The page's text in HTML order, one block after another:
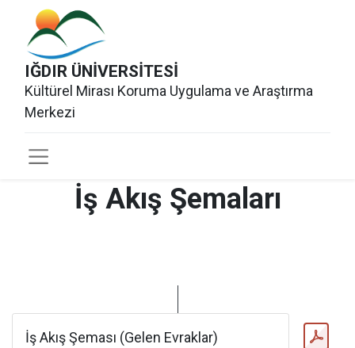
IĞDIR ÜNİVERSİTESİ
Kültürel Mirası Koruma Uygulama ve Araştırma
Merkezi
İş Akış Şemaları
İş Akış Şeması (Gelen Evraklar)